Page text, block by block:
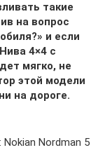
такие
на вопрос
и если
4×4 с
мягко, не
этой модели
на дороге.
Nordman 5